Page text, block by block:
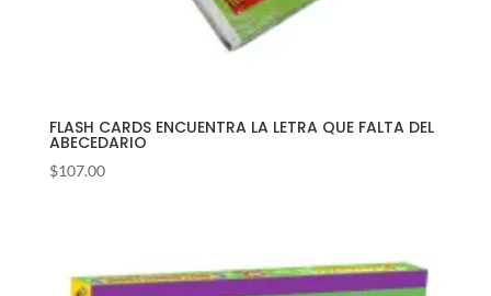
FLASH CARDS ENCUENTRA LA LETRA QUE FALTA DEL
ABECEDARIO
$107.00